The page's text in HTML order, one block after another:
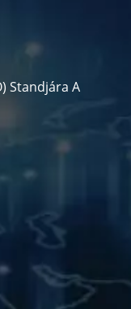
Standjára A